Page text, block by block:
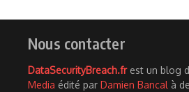
Nous contacter
DataSecurityBreach.frest un blog
Media édité par Damien Bancal à